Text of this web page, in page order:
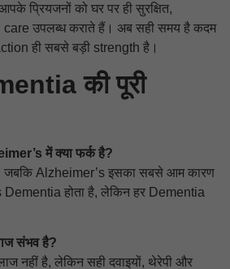
प्रियजनों को घर पर ही सुरक्षित,
उपलब्ध कराते हैं। अब सही समय है कदम
ही सबसे बड़ी strength है।
की पूरी
में क्या फर्क है?
जबकि Alzheimer’s इसका सबसे आम कारण
Dementia होता है, लेकिन हर Dementia
संभव है?
नहीं है, लेकिन सही दवाइयों, थेरेपी और